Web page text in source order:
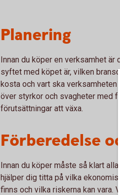
Planering
Innan du köper en verksamhet
syftet med köpet är, vilken
kosta och vart ska verksamheten
över styrkor och svagheter med
förutsättningar att växa.
Förberedelse
Innan du köper måste så klart
hjälper dig titta på vilka
finns och vilka riskerna kan vara.